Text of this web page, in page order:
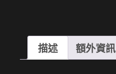
描述 額外資訊